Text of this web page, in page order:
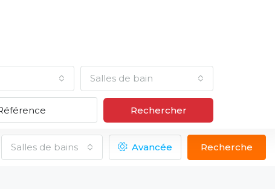
Salles de bain
Rechercher
Salles de bains Avancée Recherche